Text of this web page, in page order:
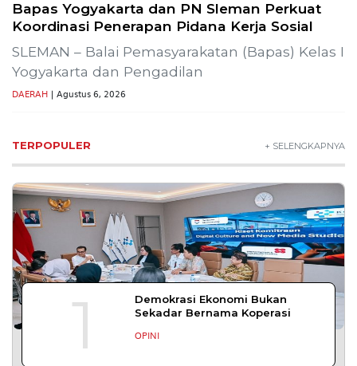
Bapas Yogyakarta dan PN Sleman Perkuat
Koordinasi Penerapan Pidana Kerja Sosial
SLEMAN – Balai Pemasyarakatan (Bapas) Kelas I
Yogyakarta dan Pengadilan
DAERAH | Agustus 6, 2026
TERPOPULER + SELENGKAPNYA
1
Demokrasi Ekonomi Bukan
Sekadar Bernama Koperasi
OPINI